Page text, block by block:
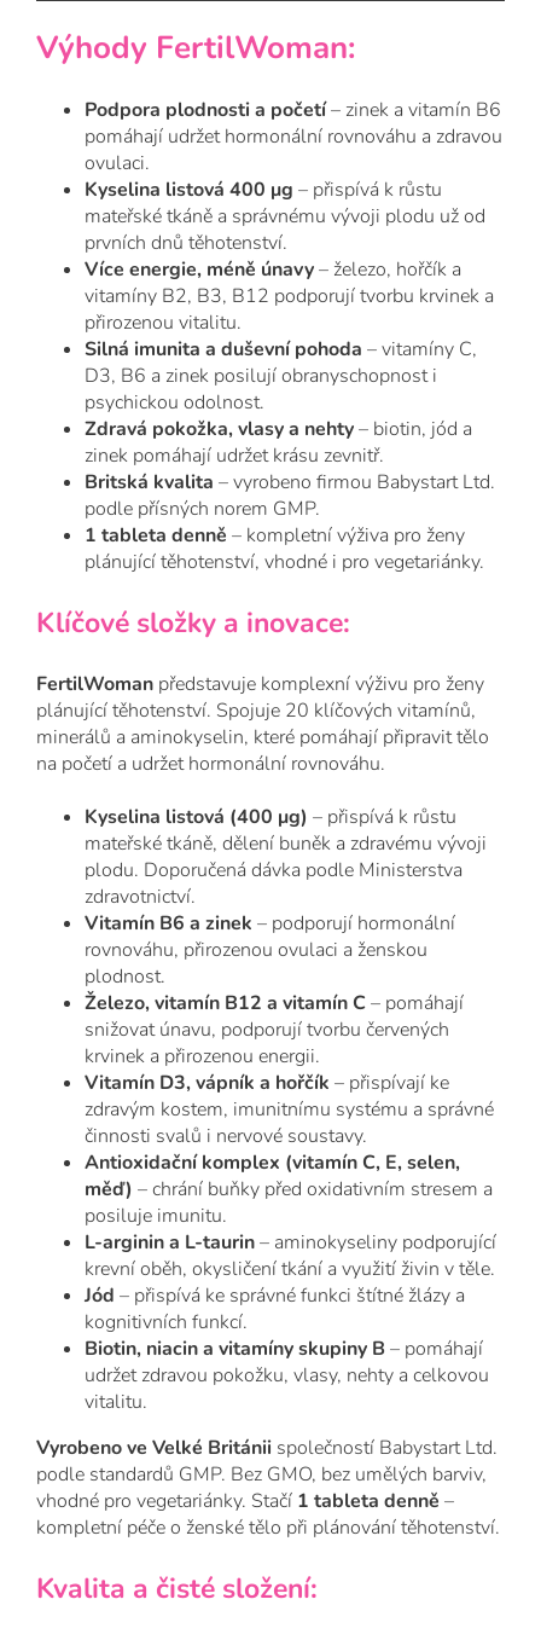
Výhody FertilWoman:
Podpora plodnosti a početí– zinek a vitamín B6
pomáhají udržet hormonální rovnováhu a zdravou
ovulaci.
Kyselina listová 400 μg – přispívá k růstu
mateřské tkáně a správnému vývoji plodu už od
prvních dnů těhotenství.
Více energie, méně únavy– železo, hořčík a
vitamíny B2, B3, B12 podporují tvorbu krvinek a
přirozenou vitalitu.
Silná imunita a duševní pohoda – vitamíny C,
D3, B6 a zinek posilují obranyschopnost i
psychickou odolnost.
Zdravá pokožka, vlasy a nehty– biotin, jód a
zinek pomáhají udržet krásu zevnitř.
Britská kvalita – vyrobeno firmou Babystart Ltd.
podle přísných norem GMP.
1 tableta denně – kompletní výživa pro ženy
plánující těhotenství, vhodné i pro vegetariánky.
Klíčové složky a inovace:
FertilWoman představuje komplexní výživu pro ženy
plánující těhotenství. Spojuje 20 klíčových vitamínů,
minerálů a aminokyselin, které pomáhají připravit tělo
na početí a udržet hormonální rovnováhu.
Kyselina listová (400 μg) – přispívá k růstu
mateřské tkáně, dělení buněk a zdravému vývoji
plodu. Doporučená dávka podle Ministerstva
zdravotnictví.
Vitamín B6 a zinek – podporují hormonální
rovnováhu, přirozenou ovulaci a ženskou
plodnost.
Železo, vitamín B12 a vitamín C– pomáhají
snižovat únavu, podporují tvorbu červených
krvinek a přirozenou energii.
Vitamín D3, vápník a hořčík – přispívají ke
zdravým kostem, imunitnímu systému a správné
činnosti svalů i nervové soustavy.
Antioxidační komplex (vitamín C, E, selen,
měď) – chrání buňky před oxidativním stresem a
posiluje imunitu.
L-arginin a L-taurin– aminokyseliny podporující
krevní oběh, okysličení tkání a využití živin v těle.
Jód – přispívá ke správné funkci štítné žlázy a
kognitivních funkcí.
Biotin, niacin a vitamíny skupiny B – pomáhají
udržet zdravou pokožku, vlasy, nehty a celkovou
vitalitu.
Vyrobeno ve Velké Británii společností Babystart Ltd.
podle standardů GMP. Bez GMO, bez umělých barviv,
vhodné pro vegetariánky. Stačí 1 tableta denně –
kompletní péče o ženské tělo při plánování těhotenství.
Kvalita a čisté složení: